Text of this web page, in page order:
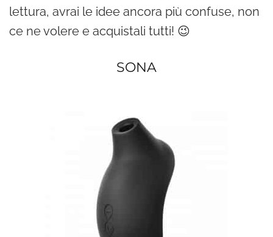
lettura, avrai le idee ancora più confuse, non
ce ne volere e acquistali tutti! 😉
SONA